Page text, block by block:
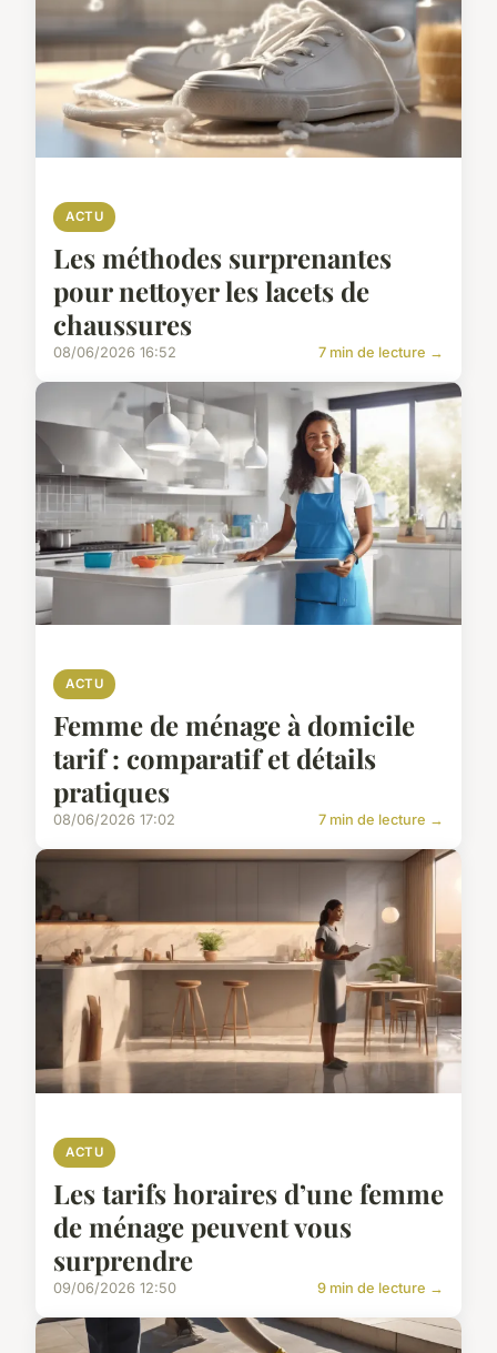
ACTU
Les méthodes surprenantes
pour nettoyer les lacets de
chaussures
08/06/2026 16:52 7 min de lecture →
ACTU
Femme de ménage à domicile
tarif : comparatif et détails
pratiques
08/06/2026 17:02 7 min de lecture →
ACTU
Les tarifs horaires d’une femme
de ménage peuvent vous
surprendre
09/06/2026 12:50 9 min de lecture →